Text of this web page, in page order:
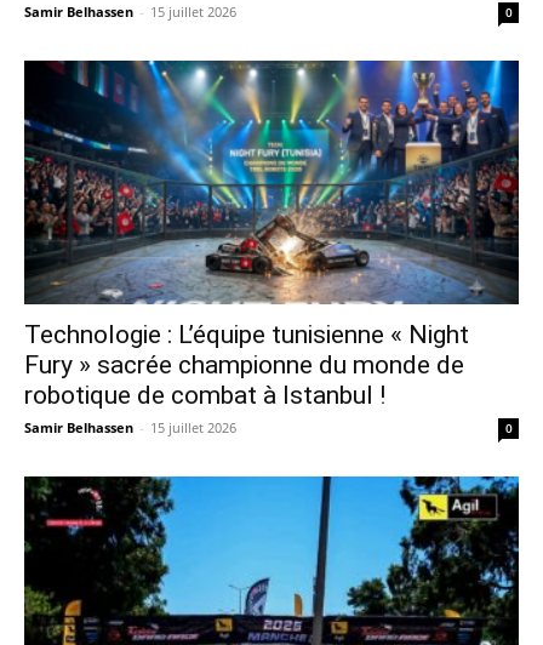
Samir Belhassen - 15 juillet 2026 0
Technologie : L’équipe tunisienne « Night
Fury » sacrée championne du monde de
robotique de combat à Istanbul !
Samir Belhassen - 15 juillet 2026 0